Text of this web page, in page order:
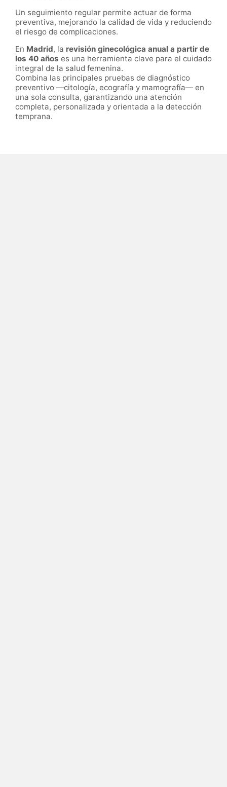
Un seguimiento regular permite actuar de forma
preventiva, mejorando la calidad de vida y reduciendo
el riesgo de complicaciones.
En Madrid, la revisión ginecológica anual a partir de
los 40 años es una herramienta clave para el cuidado
integral de la salud femenina.
Combina las principales pruebas de diagnóstico
preventivo —citología, ecografía y mamografía— en
una sola consulta, garantizando una atención
completa, personalizada y orientada a la detección
temprana.